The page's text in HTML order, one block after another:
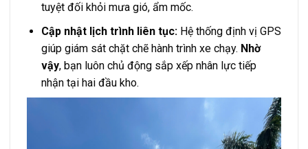
tuyệt đối khỏi mưa gió, ẩm mốc.
Cập nhật lịch trình liên tục:Hệ thống định vị GPS
giúp giám sát chặt chẽ hành trình xe chạy. Nhờ
vậy, bạn luôn chủ động sắp xếp nhân lực tiếp
nhận tại hai đầu kho.